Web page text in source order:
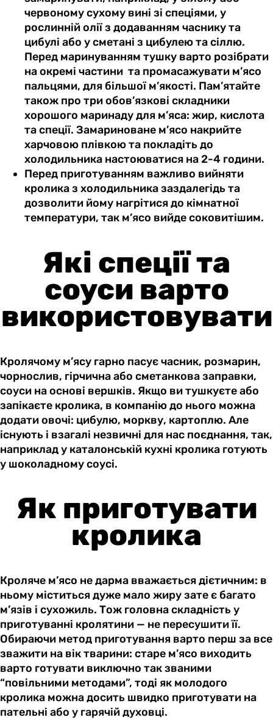
червоному сухому вині зі спеціями, у
рослинній олії з додаванням часнику та
цибулі або у сметані з цибулею та сіллю.
Перед маринуванням тушку варто розібрати
на окремі частини та промасажувати м’ясо
пальцями, для більшої м’якості. Пам’ятайте
також про три обов’язкові складники
хорошого маринаду для м’яса: жир, кислота
та спеції. Замариноване м’ясо накрийте
харчовою плівкою та покладіть до
холодильника настоюватися на 2-4 години.
Перед приготуванням важливо вийняти
кролика з холодильника заздалегідь та
дозволити йому нагрітися до кімнатної
температури, так м’ясо вийде соковитішим.
Які спеції та
соуси варто
використовувати
Кролячому м’ясу гарно пасує часник, розмарин,
чорнослив, гірчична або сметанкова заправки,
соуси на основі вершків. Якщо ви тушкуєте або
запікаєте кролика, в компанію до нього можна
додати овочі: цибулю, моркву, картоплю. Але
існують і взагалі незвичні для нас поєднання, так,
наприклад у каталонській кухні кролика готують
у шоколадному соусі.
Як приготувати
кролика
Кроляче м’ясо не дарма вважається дієтичним: в
ньому міститься дуже мало жиру зате є багато
м’язів і сухожиль. Тож головна складність у
приготуванні кролятини — не пересушити її.
Обираючи метод приготування варто перш за все
зважити на вік тварини: старе м’ясо виходить
варто готувати виключно так званими
“повільними методами”, тоді як молодого
кролика можна досить швидко приготувати на
пательні або у гарячій духовці.